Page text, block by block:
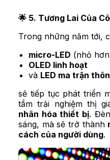
🌟 5. Tương Lai Của
Trong những năm tới,
micro-LED (nhỏ
OLED linh hoạt
và LED ma trận
sẽ tiếp tục phát triển
tầm trải nghiệm thị
nhân hóa thiết bị.
sáng, mà sẽ trở thành
cách của người dùng.